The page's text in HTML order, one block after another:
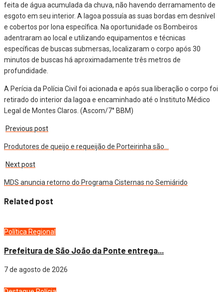
feita de água acumulada da chuva, não havendo derramamento de
esgoto em seu interior. A lagoa possuía as suas bordas em desnível
e cobertos por lona específica. Na oportunidade os Bombeiros
adentraram ao local e utilizando equipamentos e técnicas
específicas de buscas submersas, localizaram o corpo após 30
minutos de buscas há aproximadamente três metros de
profundidade.
A Perícia da Polícia Civil foi acionada e após sua liberação o corpo foi
retirado do interior da lagoa e encaminhado até o Instituto Médico
Legal de Montes Claros. (Ascom/7° BBM)
Previous post
Produtores de queijo e requeijão de Porteirinha são…
Next post
MDS anuncia retorno do Programa Cisternas no Semiárido
Related post
Política Regional
Prefeitura de São João da Ponte entrega...
7 de agosto de 2026